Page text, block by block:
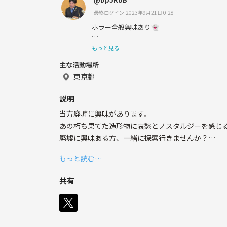
最終ログイン:2023年9月21日 0:28
ホラー全般興味あり👻
現在廃墟にはまっており、一緒に探索して下
多趣味に活動しておりますm(__)m
もっと見る
主な活動場所
東京都
説明
当方廃墟に興味があります。
あの朽ち果てた造形物に哀愁とノスタルジーを感じ
廃墟に興味ある方、一緒に探索行きませんか？
初見の者同士山奥に行くのは別の意味で怖いので(
第1回は秩父の廃墟群に行って参りました。
心霊スポットにもなっている電灯がない真っ暗闇
第2回は奥多摩地方をメインに探索。
もっと読む…
共有